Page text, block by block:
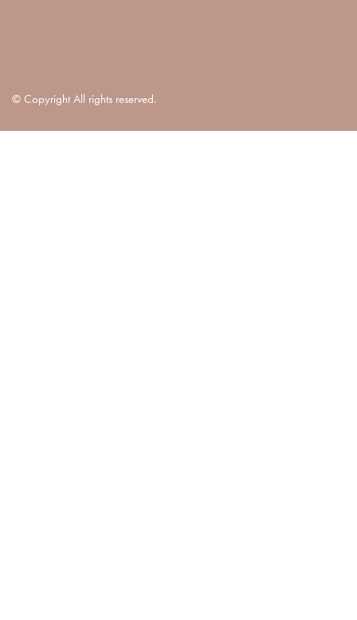
© Copyright All rights reserved.